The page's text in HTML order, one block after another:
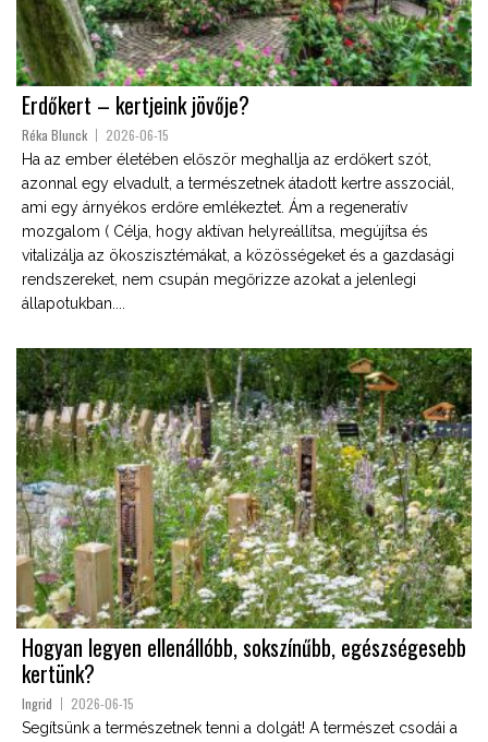
Erdőkert – kertjeink jövője?
Réka Blunck 2026-06-15
Ha az ember életében először meghallja az erdőkert szót,
azonnal egy elvadult, a természetnek átadott kertre asszociál,
ami egy árnyékos erdőre emlékeztet. Ám a regeneratív
mozgalom ( Célja, hogy aktívan helyreállítsa, megújítsa és
vitalizálja az ökoszisztémákat, a közösségeket és a gazdasági
rendszereket, nem csupán megőrizze azokat a jelenlegi
állapotukban....
Hogyan legyen ellenállóbb, sokszínűbb, egészségesebb
kertünk?
Ingrid 2026-06-15
Segítsünk a természetnek tenni a dolgát! A természet csodái a